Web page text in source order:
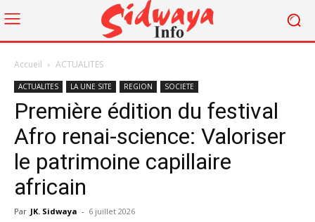
Accueil ACTUALITES
ACTUALITES LA UNE SITE REGION SOCIETE
Première édition du festival
Afro renai-science: Valoriser
le patrimoine capillaire
africain
Par JK. Sidwaya - 6 juillet 2026